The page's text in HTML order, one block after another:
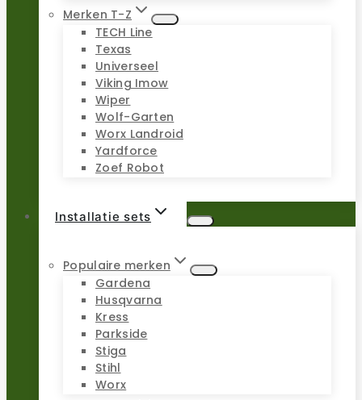
Merken T-Z
TECH Line
Texas
Universeel
Viking Imow
Wiper
Wolf-Garten
Worx Landroid
Yardforce
Zoef Robot
Installatie sets
Populaire merken
Gardena
Husqvarna
Kress
Parkside
Stiga
Stihl
Worx